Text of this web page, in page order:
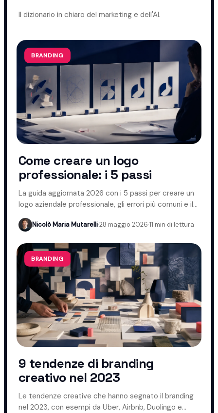
Il dizionario in chiaro del marketing e dell'AI.
BRANDING
Come creare un logo
professionale: i 5 passi
La guida aggiornata 2026 con i 5 passi per creare un
logo aziendale professionale, gli errori più comuni e il
Nicolò Maria Mutarelli·28 maggio 2026·11 min di lettura
BRANDING
9 tendenze di branding
creativo nel 2023
Le tendenze creative che hanno segnato il branding
nel 2023, con esempi da Uber, Airbnb, Duolingo e